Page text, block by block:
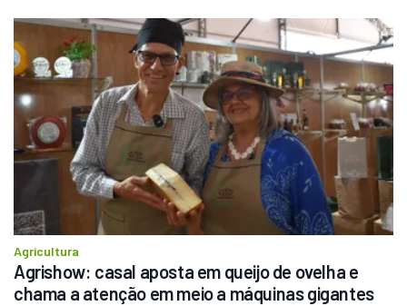
Agricultura
Agrishow: casal aposta em queijo de ovelha e
chama a atenção em meio a máquinas gigantes